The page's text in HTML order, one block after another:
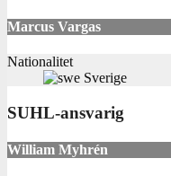
Marcus Vargas
Nationalitet
Sverige
SUHL-ansvarig
William Myhrén